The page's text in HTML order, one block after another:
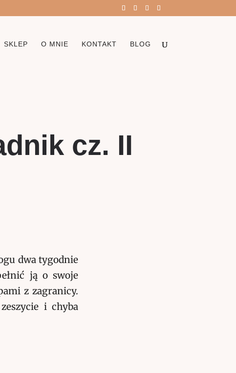
SKLEP O MNIE KONTAKT BLOG
cz. II
dwa tygodnie
ją o swoje
z zagranicy.
i chyba